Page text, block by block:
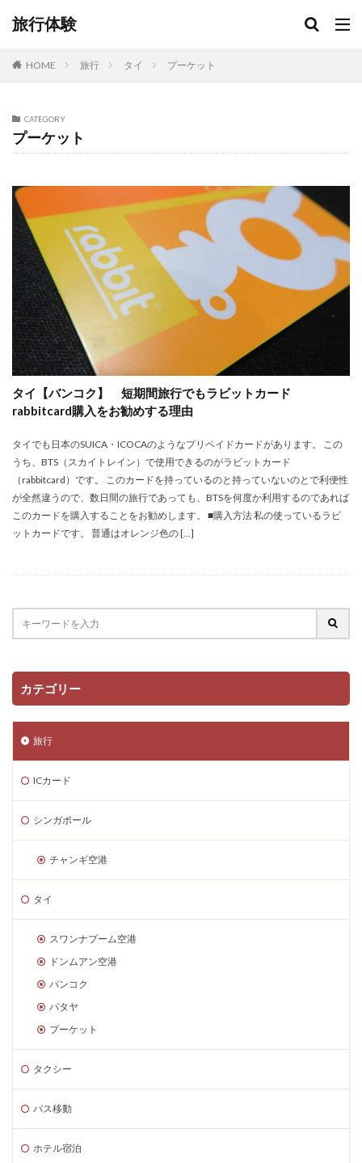
旅行体験
HOME 旅行 タイ プーケット
CATEGORY
プーケット
タイ【バンコク】 短期間旅行でもラビットカード
rabbitcard購入をお勧めする理由
タイでも日本のSUICA・ICOCAのようなプリペイドカードがあります。 この
うち、BTS（スカイトレイン）で使用できるのがラビットカード
（rabbitcard）です。 このカードを持っているのと持っていないのとで利便性
が全然違うので、数日間の旅行であっても、BTSを何度か利用するのであれば
このカードを購入することをお勧めします。 ■購入方法 私の使っているラビ
ットカードです。 普通はオレンジ色の […]
カテゴリー
旅行
ICカード
シンガポール
チャンギ空港
タイ
スワンナプーム空港
ドンムアン空港
バンコク
パタヤ
プーケット
タクシー
バス移動
ホテル宿泊